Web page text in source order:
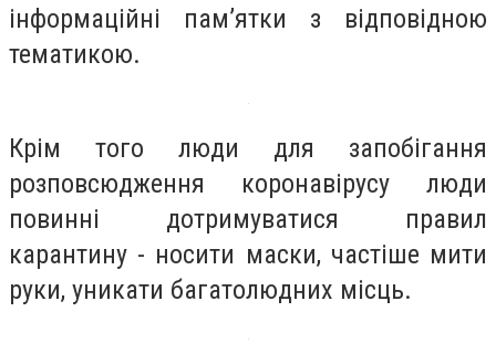
інформаційні пам’ятки з відповідною
тематикою.
Крім того люди для запобігання
розповсюдження коронавірусу люди
повинні дотримуватися правил
карантину - носити маски, частіше мити
руки, уникати багатолюдних місць.